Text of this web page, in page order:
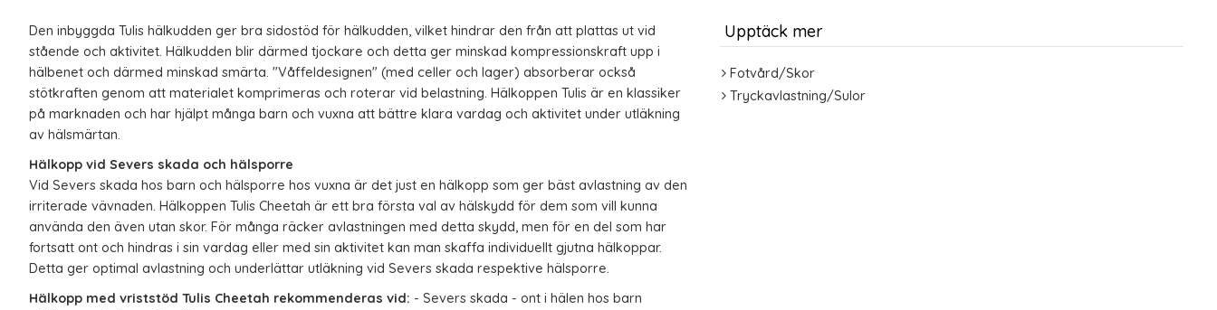
Den inbyggda Tulis hälkudden ger bra sidostöd för hälkudden, vilket hindrar den från att plattas ut vid
stående och aktivitet. Hälkudden blir därmed tjockare och detta ger minskad kompressionskraft upp i
hälbenet och därmed minskad smärta. "Våffeldesignen" (med celler och lager) absorberar också
stötkraften genom att materialet komprimeras och roterar vid belastning. Hälkoppen Tulis är en klassiker
på marknaden och har hjälpt många barn och vuxna att bättre klara vardag och aktivitet under utläkning
av hälsmärtan.
Hälkopp vid Severs skada och hälsporre
Vid Severs skada hos barn och hälsporre hos vuxna är det just en hälkopp som ger bäst avlastning av den
irriterade vävnaden. Hälkoppen Tulis Cheetah är ett bra första val av hälskydd för dem som vill kunna
använda den även utan skor. För många räcker avlastningen med detta skydd, men för en del som har
fortsatt ont och hindras i sin vardag eller med sin aktivitet kan man skaffa individuellt gjutna hälkoppar.
Detta ger optimal avlastning och underlättar utläkning vid Severs skada respektive hälsporre.
Hälkopp med vriststöd Tulis Cheetah rekommenderas vid: - Severs skada - ont i hälen hos barn
Upptäck mer
Fotvård/Skor
Tryckavlastning/Sulor